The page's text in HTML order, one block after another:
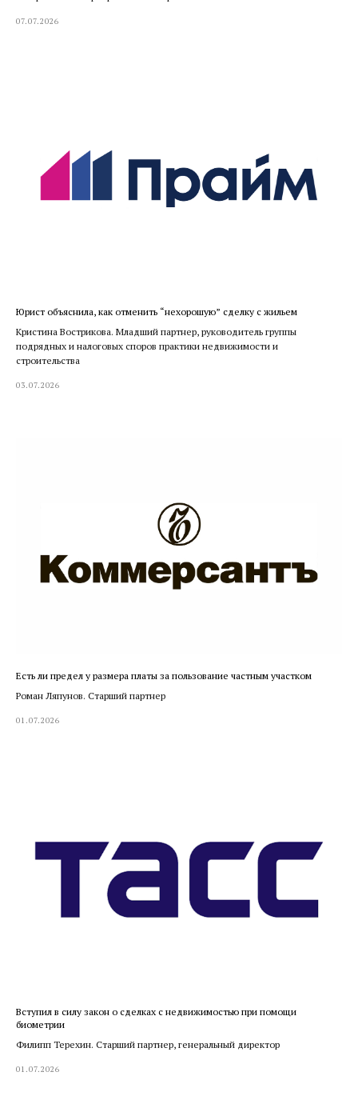
07.07.2026
Юрист объяснила, как отменить “нехорошую” сделку с жильем
Кристина Вострикова. Младший партнер, руководитель группы
подрядных и налоговых споров практики недвижимости и
строительства
03.07.2026
Есть ли предел у размера платы за пользование частным участком
Роман Ляпунов. Старший партнер
01.07.2026
Вступил в силу закон о сделках с недвижимостью при помощи
биометрии
Филипп Терехин. Старший партнер, генеральный директор
01.07.2026